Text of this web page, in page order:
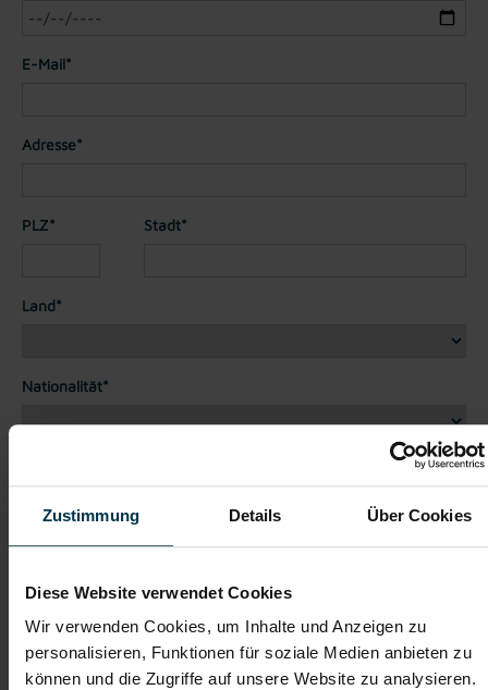
Zustimmung Details Über Cookies
Diese Website verwendet Cookies
Wir verwenden Cookies, um Inhalte und Anzeigen zu
personalisieren, Funktionen für soziale Medien anbieten zu
können und die Zugriffe auf unsere Website zu analysieren.
E-Mail*
Adresse*
PLZ* Stadt*
Land*
Nationalität*
Dateianhänge (max. 30MB gesamt - Bilder, Word oder PDF)
Bewerbungsschreiben